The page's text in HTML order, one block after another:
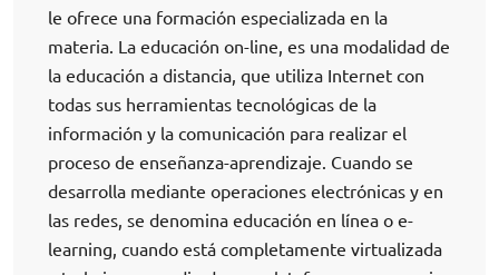
le ofrece una formación especializada en la
materia. La educación on-line, es una modalidad de
la educación a distancia, que utiliza Internet con
todas sus herramientas tecnológicas de la
información y la comunicación para realizar el
proceso de enseñanza-aprendizaje. Cuando se
desarrolla mediante operaciones electrónicas y en
las redes, se denomina educación en línea o e-
learning, cuando está completamente virtualizada